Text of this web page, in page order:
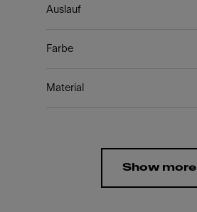
Auslauf
Farbe
Material
Show more